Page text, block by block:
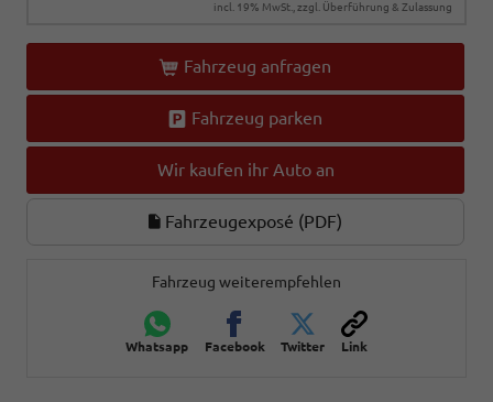
incl. 19% MwSt., zzgl. Überführung & Zulassung
Fahrzeug anfragen
Fahrzeug parken
Wir kaufen ihr Auto an
Fahrzeugexposé (PDF)
Fahrzeug weiterempfehlen
Whatsapp Facebook Twitter Link